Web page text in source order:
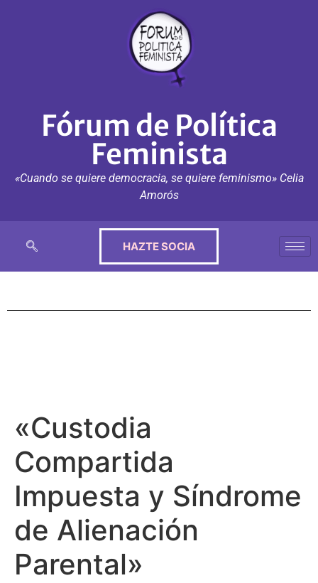
Fórum de Política
Feminista
«Cuando se quiere democracia, se quiere feminismo» Celia
Amorós
HAZTE SOCIA
«Custodia
Compartida
Impuesta y Síndrome
de Alienación
Parental»